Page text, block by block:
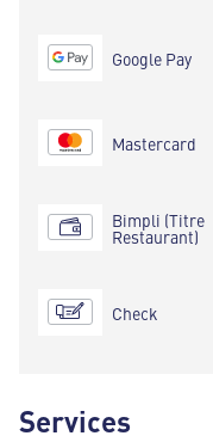
Google Pay
Mastercard
Bimpli (Titre
Restaurant)
Check
Services